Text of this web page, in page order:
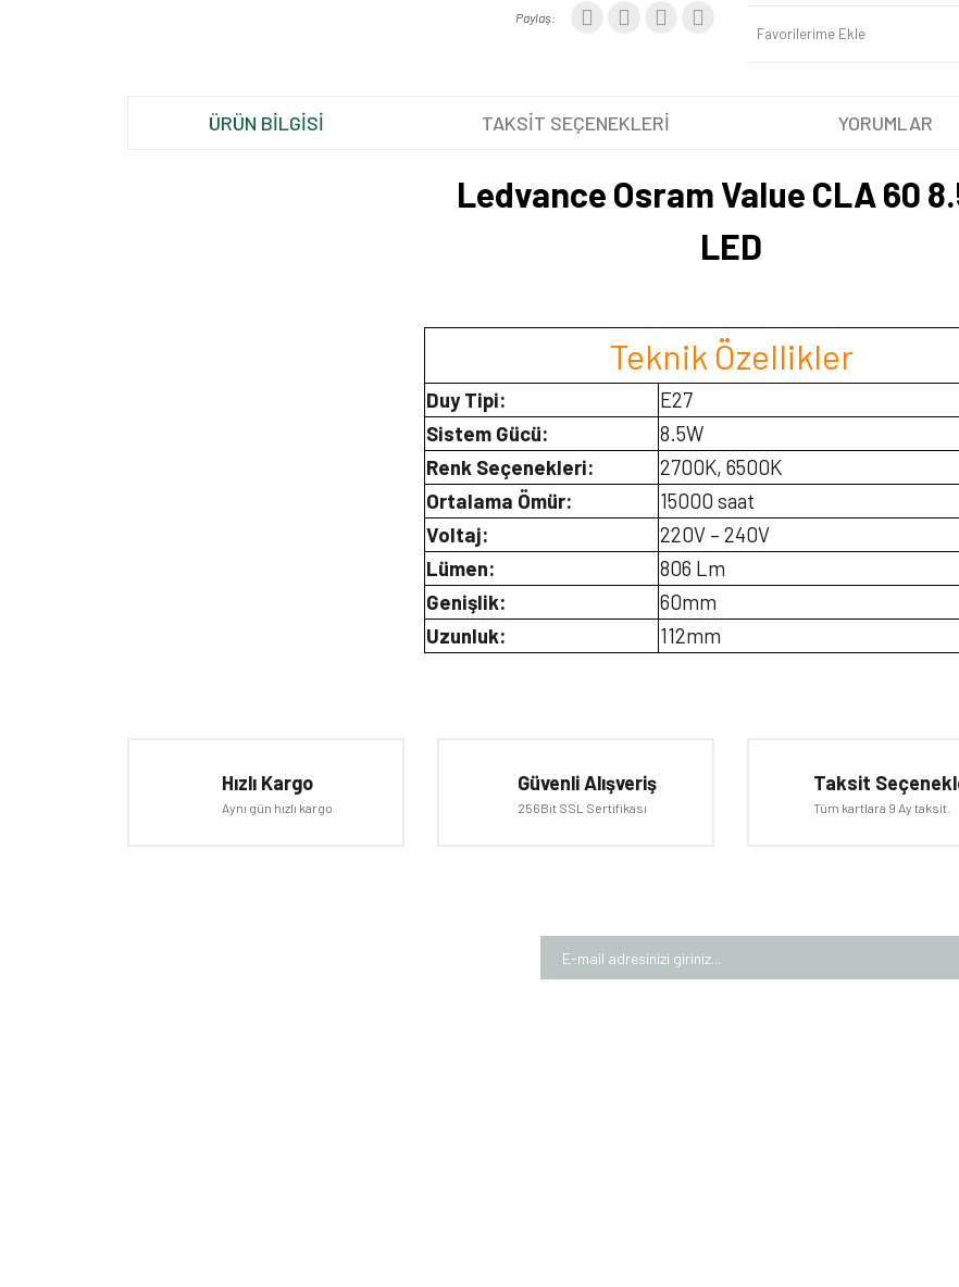
Paylaş:
Favorilerime Ekle
ÜRÜN BİLGİSİ TAKSİT SEÇENEKLERİ YORUMLAR
Ledvance Osram Value CLA 60
LED
Teknik Özellikler
Duy Tipi:
E27
Sistem Gücü:
8.5W
Renk Seçenekleri:
2700K, 6500K
Ortalama Ömür:
15000 saat
Voltaj:
220V – 240V
Lümen:
806 Lm
Genişlik:
60mm
Uzunluk:
112mm
Ürün resmi kalitesiz, bozuk veya görüntülenemiyor.
Ürün açıklamasında eksik bilgiler bulunuyor.
Hızlı Kargo
Aynı gün hızlı kargo
Güvenli Alışveriş
256Bit SSL Sertifikası
Taksit
Tüm kartlara 9 Ay taksit.